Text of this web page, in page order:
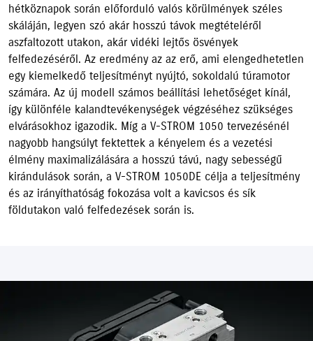
hétköznapok során előforduló valós körülmények széles
skáláján, legyen szó akár hosszú távok megtételéről
aszfaltozott utakon, akár vidéki lejtős ösvények
felfedezéséről. Az eredmény az az erő, ami elengedhetetlen
egy kiemelkedő teljesítményt nyújtó, sokoldalú túramotor
számára. Az új modell számos beállítási lehetőséget kínál,
így különféle kalandtevékenységek végzéséhez szükséges
elvárásokhoz igazodik. Míg a V-STROM 1050 tervezésénél
nagyobb hangsúlyt fektettek a kényelem és a vezetési
élmény maximalizálására a hosszú távú, nagy sebességű
kirándulások során, a V-STROM 1050DE célja a teljesítmény
és az irányíthatóság fokozása volt a kavicsos és sík
földutakon való felfedezések során is.